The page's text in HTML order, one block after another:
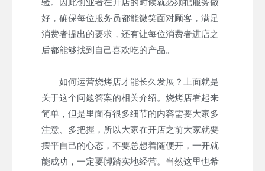
验。因此创业者在开店的时候就必须把服务做
好，确保每位服务员都能微笑面对顾客，满足
消费者提出的要求，还有让每位消费者进店之
后都能够找到自己喜欢吃的产品。
如何运营烧烤店才能长久发展？上面就是
关于这个问题答案的相关介绍。烧烤店看起来
简单，但是里面有很多细节的内容需要大家多
注意、多把握，所以大家在开店之前大家就要
摆平自己的心态，不要总想着随便开，一开就
能成功，一定要脚踏实地经营。当然这里也希